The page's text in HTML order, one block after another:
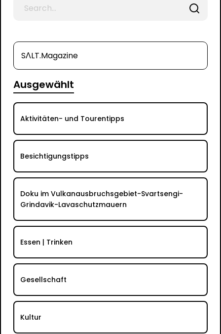
SΛLT.Magazine
Ausgewählt
Aktivitäten- und Tourentipps
Besichtigungstipps
Doku im Vulkanausbruchsgebiet-Svartsengi-
Grindavik-Lavaschutzmauern
Essen | Trinken
Gesellschaft
Kultur